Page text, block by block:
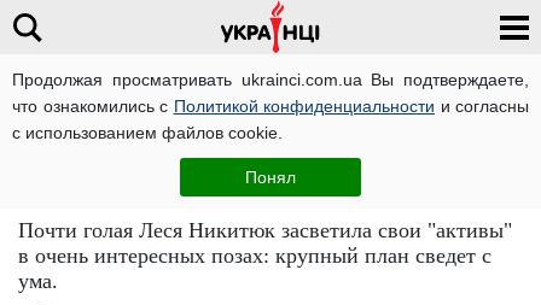
Продолжая просматривать ukrainci.com.ua Вы подтверждаете,
что ознакомились с Политикой конфиденциальности и согласны
с использованием файлов cookie.
Понял
Почти голая Леся Никитюк засветила грудь
и попу крупным планом
Почти голая Леся Никитюк засветила свои "активы"
в очень интересных позах: крупный план сведет с
ума.